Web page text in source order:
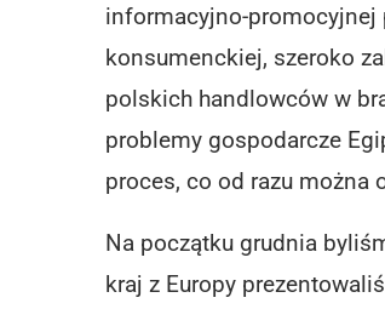
informacyjno-promocyjnej
konsumenckiej, szeroko
polskich handlowców w
problemy gospodarcze
proces, co od razu można
Na początku grudnia
kraj z Europy